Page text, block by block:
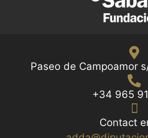
Paseo de Campoamor
+34 965
Contact